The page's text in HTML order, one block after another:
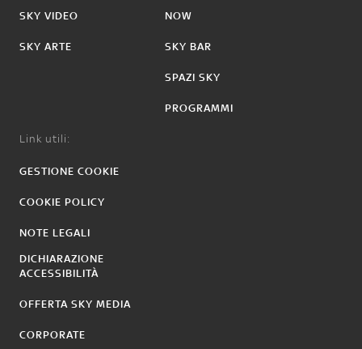
SKY VIDEO
SKY ARTE
NOW
SKY BAR
SPAZI SKY
PROGRAMMI
Link utili:
GESTIONE COOKIE
COOKIE POLICY
NOTE LEGALI
DICHIARAZIONE
ACCESSIBILITÀ
OFFERTA SKY MEDIA
CORPORATE